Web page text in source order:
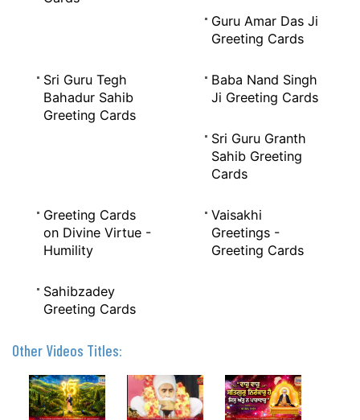
Guru Amar Das Ji
Greeting Cards
Sri Guru Tegh
Bahadur Sahib
Greeting Cards
Baba Nand Singh
Ji Greeting Cards
Sri Guru Granth
Sahib Greeting
Cards
Greeting Cards
on Divine Virtue -
Humility
Vaisakhi
Greetings -
Greeting Cards
Sahibzadey
Greeting Cards
Other Videos Titles: